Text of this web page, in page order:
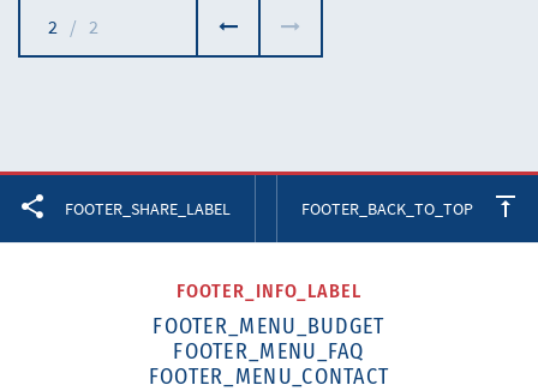
2 / 2
FOOTER_SHARE_LABEL FOOTER_BACK_TO_TOP
FOOTER_INFO_LABEL
FOOTER_MENU_BUDGET
FOOTER_MENU_FAQ
FOOTER_MENU_CONTACT